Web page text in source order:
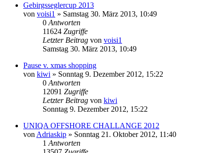
Gebirgsseglercup 2013
von voisi1 » Samstag 30. März 2013, 10:49
0 Antworten
11624 Zugriffe
Letzter Beitrag von voisi1
Samstag 30. März 2013, 10:49
Pause v. xmas shopping
von kiwi » Sonntag 9. Dezember 2012, 15:22
0 Antworten
12091 Zugriffe
Letzter Beitrag von kiwi
Sonntag 9. Dezember 2012, 15:22
UNIQA OFFSHORE CHALLANGE 2012
von Adriaskip » Sonntag 21. Oktober 2012, 11:40
1 Antworten